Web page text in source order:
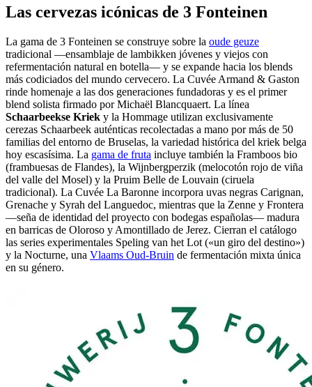
Las cervezas icónicas de 3 Fonteinen
La gama de 3 Fonteinen se construye sobre la oude geuze
tradicional —ensamblaje de lambikken jóvenes y viejos con
refermentación natural en botella— y se expande hacia los blends
más codiciados del mundo cervecero. La Cuvée Armand & Gaston
rinde homenaje a las dos generaciones fundadoras y es el primer
blend solista firmado por Michaël Blancquaert. La línea
Schaarbeekse Kriek y la Hommage utilizan exclusivamente
cerezas Schaarbeek auténticas recolectadas a mano por más de 50
familias del entorno de Bruselas, la variedad histórica del kriek belga
hoy escasísima. La gama de fruta incluye también la Framboos bio
(frambuesas de Flandes), la Wijnbergperzik (melocotón rojo de viña
del valle del Mosel) y la Pruim Belle de Louvain (ciruela
tradicional). La Cuvée La Baronne incorpora uvas negras Carignan,
Grenache y Syrah del Languedoc, mientras que la Zenne y Frontera
—seña de identidad del proyecto con bodegas españolas— madura
en barricas de Oloroso y Amontillado de Jerez. Cierran el catálogo
las series experimentales Speling van het Lot («un giro del destino»)
y la Nocturne, una Vlaams Oud-Bruin de fermentación mixta única
en su género.